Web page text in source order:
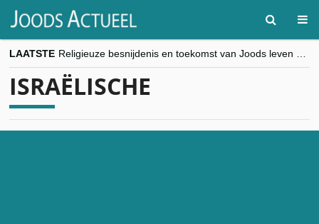
LAATSTE
“Besnijdenisdebat toont hoe moeilijk seculiere Westen minderheden begrijpt”, Jinnih Beels (Vooruit)
ISRAËLISCHE